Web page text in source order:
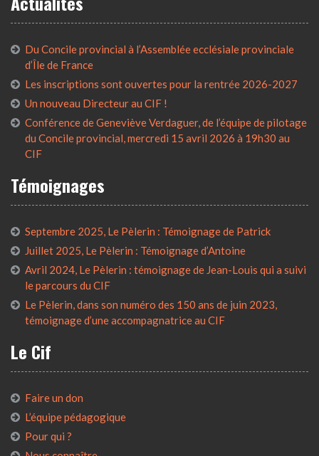
Du Concile provincial à l’Assemblée ecclésiale provinciale
d’Île de France
Les inscriptions sont ouvertes pour la rentrée 2026-2027
Un nouveau Directeur au CIF !
Conférence de Geneviève Verdaguer, de l’équipe de pilotage
du Concile provincial, mercredi 15 avril 2026 à 19h30 au
CIF
Témoignages
Septembre 2025, Le Pèlerin : Témoignage de Patrick
Juillet 2025, Le Pèlerin : Témoignage d’Antoine
Avril 2024, Le Pèlerin : témoignage de Jean-Louis qui a suivi
le parcours du CIF
Le Pèlerin, dans son numéro des 150 ans de juin 2023,
témoignage d’une accompagnatrice au CIF
Le Cif
Faire un don
L’équipe pédagogique
Pour qui ?